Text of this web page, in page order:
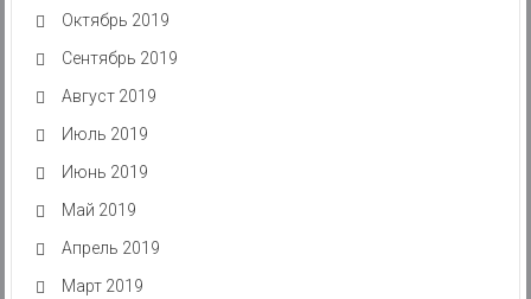
Октябрь 2019
Сентябрь 2019
Август 2019
Июль 2019
Июнь 2019
Май 2019
Апрель 2019
Март 2019